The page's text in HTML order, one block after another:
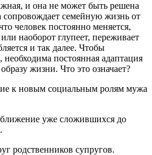
и она не может быть решена
сопровождает семейную жизнь от
человек постоянно меняется,
наоборот глупеет, переживает
и так далее. Чтобы
постоянная адаптация
жизни. Что это означает?
к новым социальным ролям мужа
уже сложившихся до
родственников супругов.